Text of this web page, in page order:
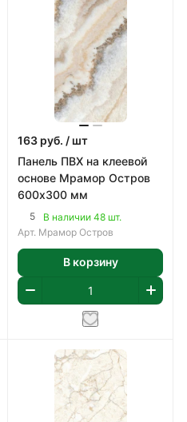
163 руб. / шт
Панель ПВХ на клеевой
основе Мрамор Остров
600х300 мм
5
В наличии 48 шт.
Арт. Мрамор Остров
В корзину